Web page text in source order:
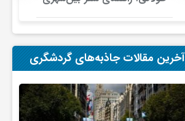
در ایران
آخرین مقالات جاذبه‌های گردشگری